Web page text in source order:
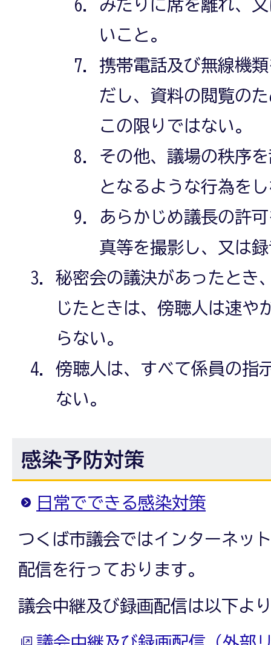
みだりに席を離れ、
いこと。
携帯電話及び無線機
だし、資料の閲覧の
この限りではない。
その他、議場の秩序
となるような行為を
あらかじめ議長の許
真等を撮影し、又は
秘密会の議決があったとき
じたときは、傍聴人は速や
らない。
傍聴人は、すべて係員の指
ない。
感染予防対策
日常でできる感染対策
つくば市議会ではインターネッ
配信を行っております。
議会中継及び録画配信は以下よ